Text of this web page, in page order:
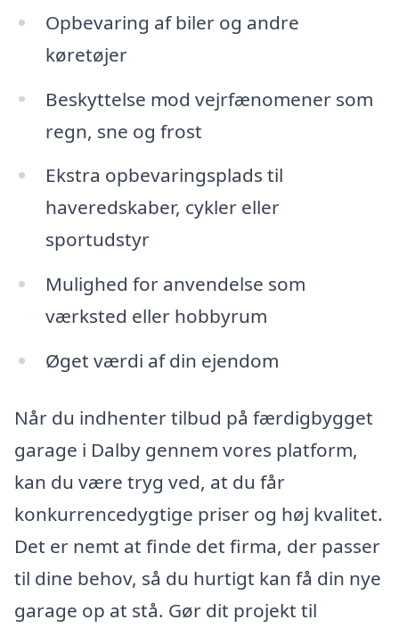
Opbevaring af biler og andre
køretøjer
Beskyttelse mod vejrfænomener som
regn, sne og frost
Ekstra opbevaringsplads til
haveredskaber, cykler eller
sportudstyr
Mulighed for anvendelse som
værksted eller hobbyrum
Øget værdi af din ejendom
Når du indhenter tilbud på færdigbygget
garage i Dalby gennem vores platform,
kan du være tryg ved, at du får
konkurrencedygtige priser og høj kvalitet.
Det er nemt at finde det firma, der passer
til dine behov, så du hurtigt kan få din nye
garage op at stå. Gør dit projekt til